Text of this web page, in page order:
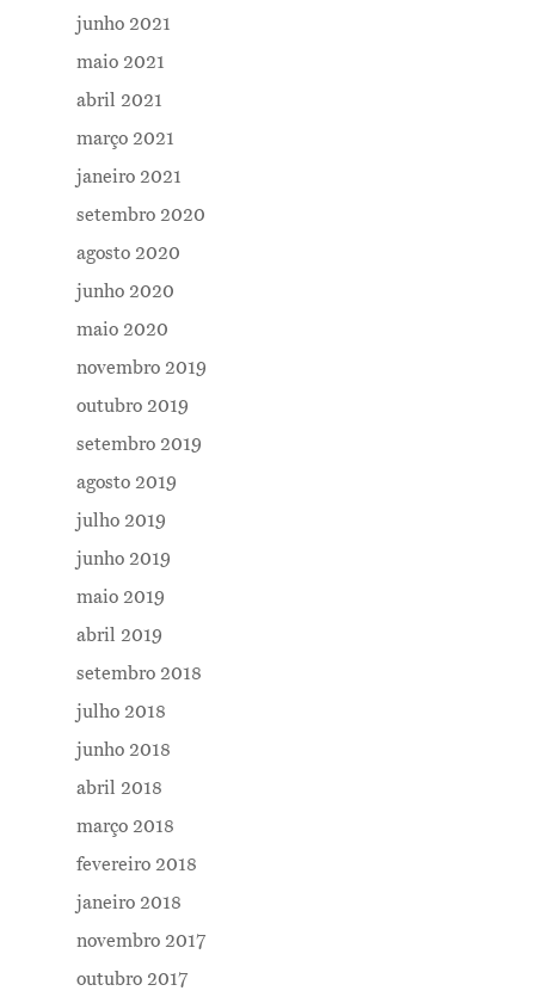
junho 2021
maio 2021
abril 2021
março 2021
janeiro 2021
setembro 2020
agosto 2020
junho 2020
maio 2020
novembro 2019
outubro 2019
setembro 2019
agosto 2019
julho 2019
junho 2019
maio 2019
abril 2019
setembro 2018
julho 2018
junho 2018
abril 2018
março 2018
fevereiro 2018
janeiro 2018
novembro 2017
outubro 2017